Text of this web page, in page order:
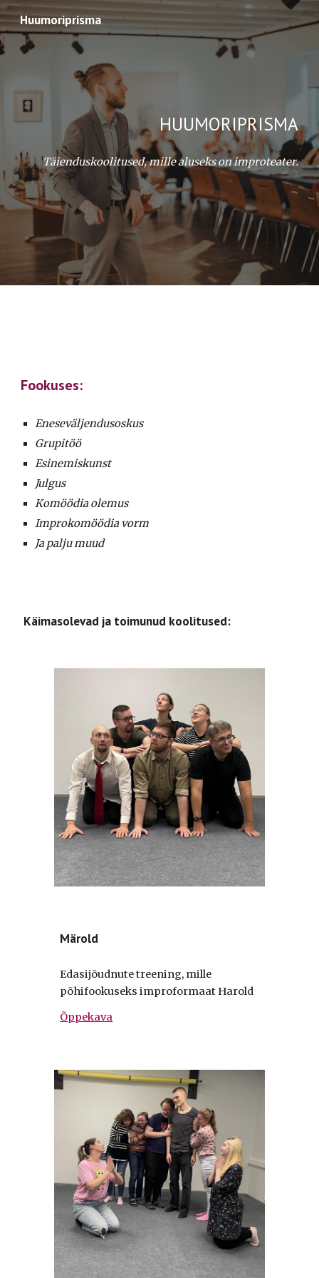
Skip to main content Skip to navigation
Huumoriprisma
HUUMORIPRISMA
Täienduskoolitused, mille aluseks on improteater.
Fookuses:
Eneseväljendusoskus
Grupitöö
Esinemiskunst
Julgus
Komöödia olemus
Improkomöödia vorm
Ja palju muud
Käimasolevad ja toimunud koolitused:
Märold
Edasijõudnute treening, mille
põhifookuseks improformaat Harold
Õppekava